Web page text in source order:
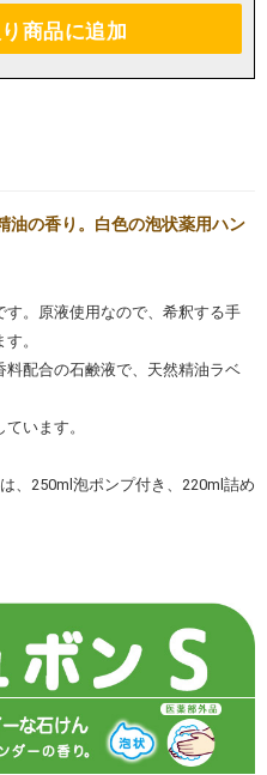
商品に追加
油の香り。白色の泡状薬用ハン
。原液使用なので、希釈する手
。
配合の石鹸液で、天然精油ラベ
います。
、250ml泡ポンプ付き、220ml詰め